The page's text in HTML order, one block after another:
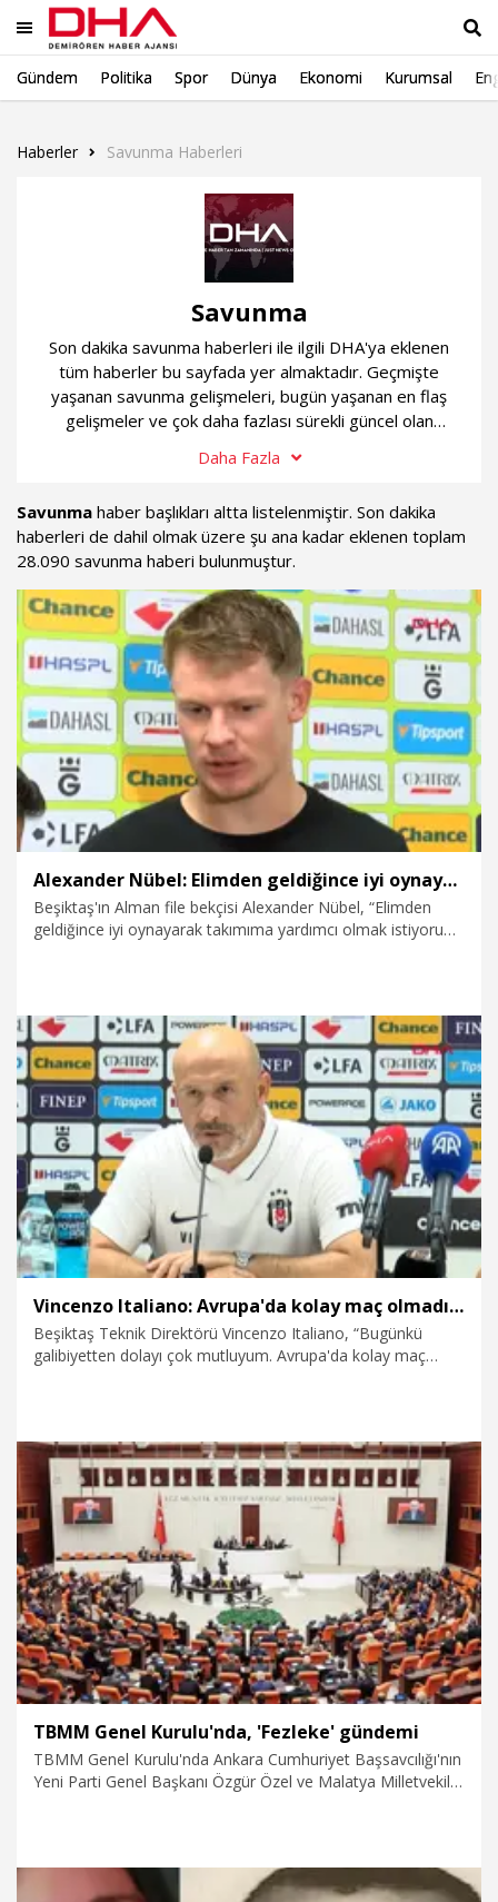
Gündem Politika Spor Dünya Ekonomi Kurumsal
Haberler Savunma Haberleri
Savunma
Son dakika savunma haberleri ile ilgili DHA'ya eklenen
tüm haberler bu sayfada yer almaktadır. Geçmişte
yaşanan savunma gelişmeleri, bugün yaşanan en flaş
gelişmeler ve çok daha fazlası sürekli güncel olan
Daha Fazla
Savunma haber başlıkları altta listelenmiştir. Son dakika
haberleri de dahil olmak üzere şu ana kadar eklenen toplam
28.090 savunma haberi bulunmuştur.
Alexander Nübel: Elimden geldiğince iyi oynayarak takımıma yardımcı olmak istiyorum
Beşiktaş'ın Alman file bekçisi Alexander Nübel, “Elimden
geldiğince iyi oynayarak takımıma yardımcı olmak istiyorum.
zamanlarda da birlikte üzülüyoruz. En önemlisi takım halinde
oynamak” dedi.
6.08.2026 Spor
Vincenzo Italiano: Avrupa'da kolay maç olmadığını gördük
Beşiktaş Teknik Direktörü Vincenzo Italiano, “Bugünkü
galibiyetten dolayı çok mutluyum. Avrupa'da kolay maç
potansiyeli var. Daha ileri gidebilir. İkinci maça
hazırlanmamız, kazanmamız ve tur atlamamız gerekiyor”
dedi.
6.08.2026
TBMM Genel Kurulu'nda, 'Fezleke' gündemi
TBMM Genel Kurulu'nda Ankara Cumhuriyet Başsavcılığı'nın
Yeni Parti Genel Başkanı Özgür Özel ve Malatya Milletvekili
başkanvekilleri değerlendirmelerde bulundu.